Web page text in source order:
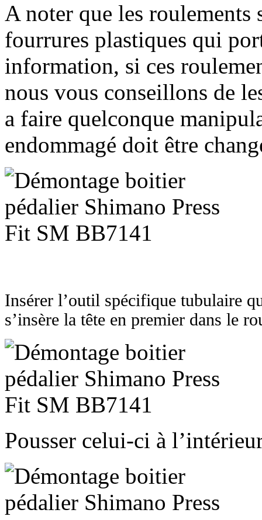
A noter que les roulements
fourrures plastiques qui
information, si ces
nous vous conseillons de
a faire quelconque
endommagé doit être
Insérer l’outil spécifique tubulaire
s’insère la tête en premier dans le
Pousser celui-ci à